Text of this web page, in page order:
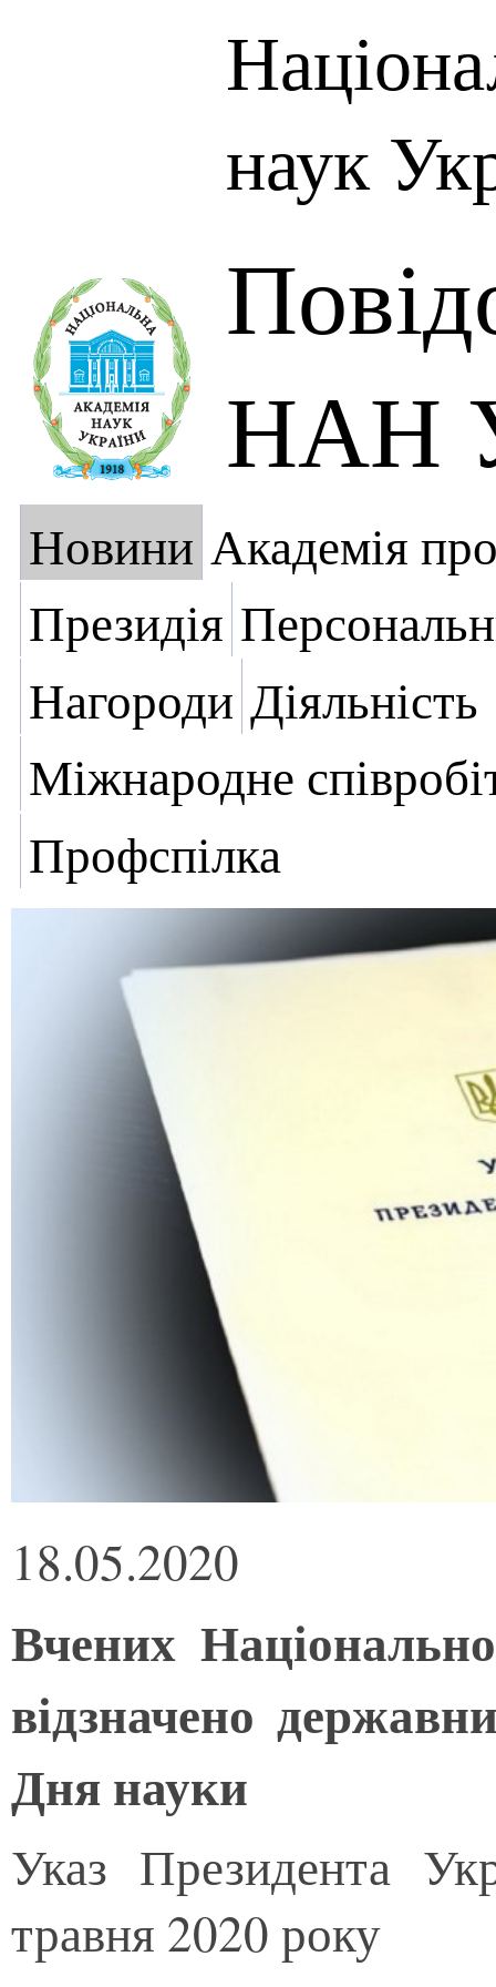
наук
НАН
Новини Академія
Президія
Нагороди Діяльність
Міжнародне
Профспілка
18.05.2020
Вчених
відзначено
Дня науки
Указ Президента
травня 2020 року